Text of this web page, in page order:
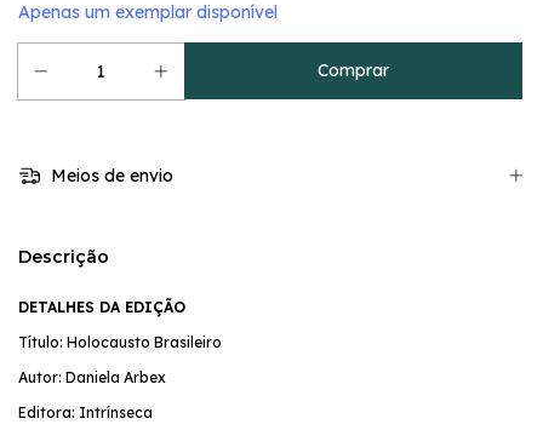
Apenas um exemplar disponível
Meios de envio
Descrição
DETALHES DA EDIÇÃO
Título: Holocausto Brasileiro
Autor: Daniela Arbex
Editora: Intrínseca